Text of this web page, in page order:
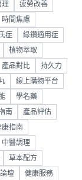
理 疲勞改善
時間焦慮
症 綠鑽適用症
植物萃取
產品對比 持久力
線上購物平台
學名藥
南 產品評估
康指南
中醫調理
草本配方
壇 健康服務